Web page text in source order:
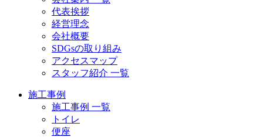
代表挨拶
経営理念
会社概要
SDGsの取り組み
アクセスマップ
スタッフ紹介 一覧
施工事例
施工事例 一覧
トイレ
便座